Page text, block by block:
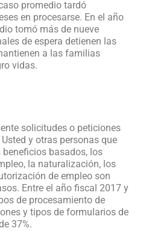
promedio tardó
en procesarse. En el año
tomó más de nueve
de espera detienen las
a las familias
vidas.
solicitudes o peticiones
y otras personas que
basados, los
la naturalización, los
de empleo son
Entre el año fiscal 2017 y
de procesamiento de
y tipos de formularios de
37%.